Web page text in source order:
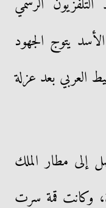
يتوج الجهود
العربي بعد عزلة
إلى مطار الملك
وكانت قمة سرت